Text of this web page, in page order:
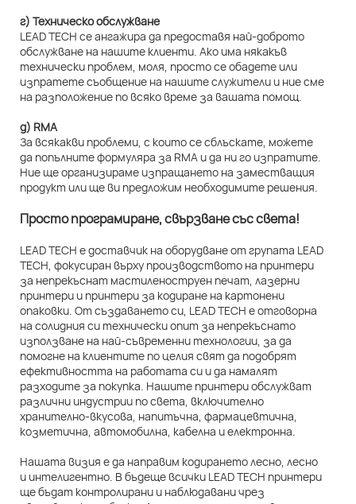
г) Техническо обслужване
LEAD TECH се ангажира да предоставя най-доброто
обслужване на нашите клиенти. Ако има някакъв
технически проблем, моля, просто се обадете или
изпратете съобщение на нашите служители и ние сме
на разположение по всяко време за вашата помощ.
д) RMA
За всякакви проблеми, с които се сблъскате, можете
да попълните формуляра за RMA и да ни го изпратите.
Ние ще организираме изпращането на заместващия
продукт или ще ви предложим необходимите решения.
Просто програмиране, свързване със света!
LEAD TECH е доставчик на оборудване от групата LEAD
TECH, фокусиран върху производството на принтери
за непрекъснат мастиленоструен печат, лазерни
принтери и принтери за кодиране на картонени
опаковки. От създаването си, LEAD TECH е отговорна
на солидния си технически опит за непрекъснато
използване на най-съвременни технологии, за да
помогне на клиентите по целия свят да подобрят
ефективността на работата си и да намалят
разходите за покупка. Нашите принтери обслужват
различни индустрии по света, включително
хранително-вкусова, напитъчна, фармацевтична,
козметична, автомобилна, кабелна и електронна.
Нашата визия е да направим кодирането лесно, лесно
и интелигентно. В бъдеще всички LEAD TECH принтери
ще бъдат контролирани и наблюдавани чрез